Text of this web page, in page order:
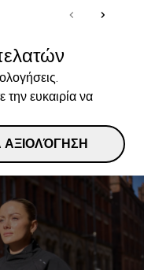
την ευκαιρία να